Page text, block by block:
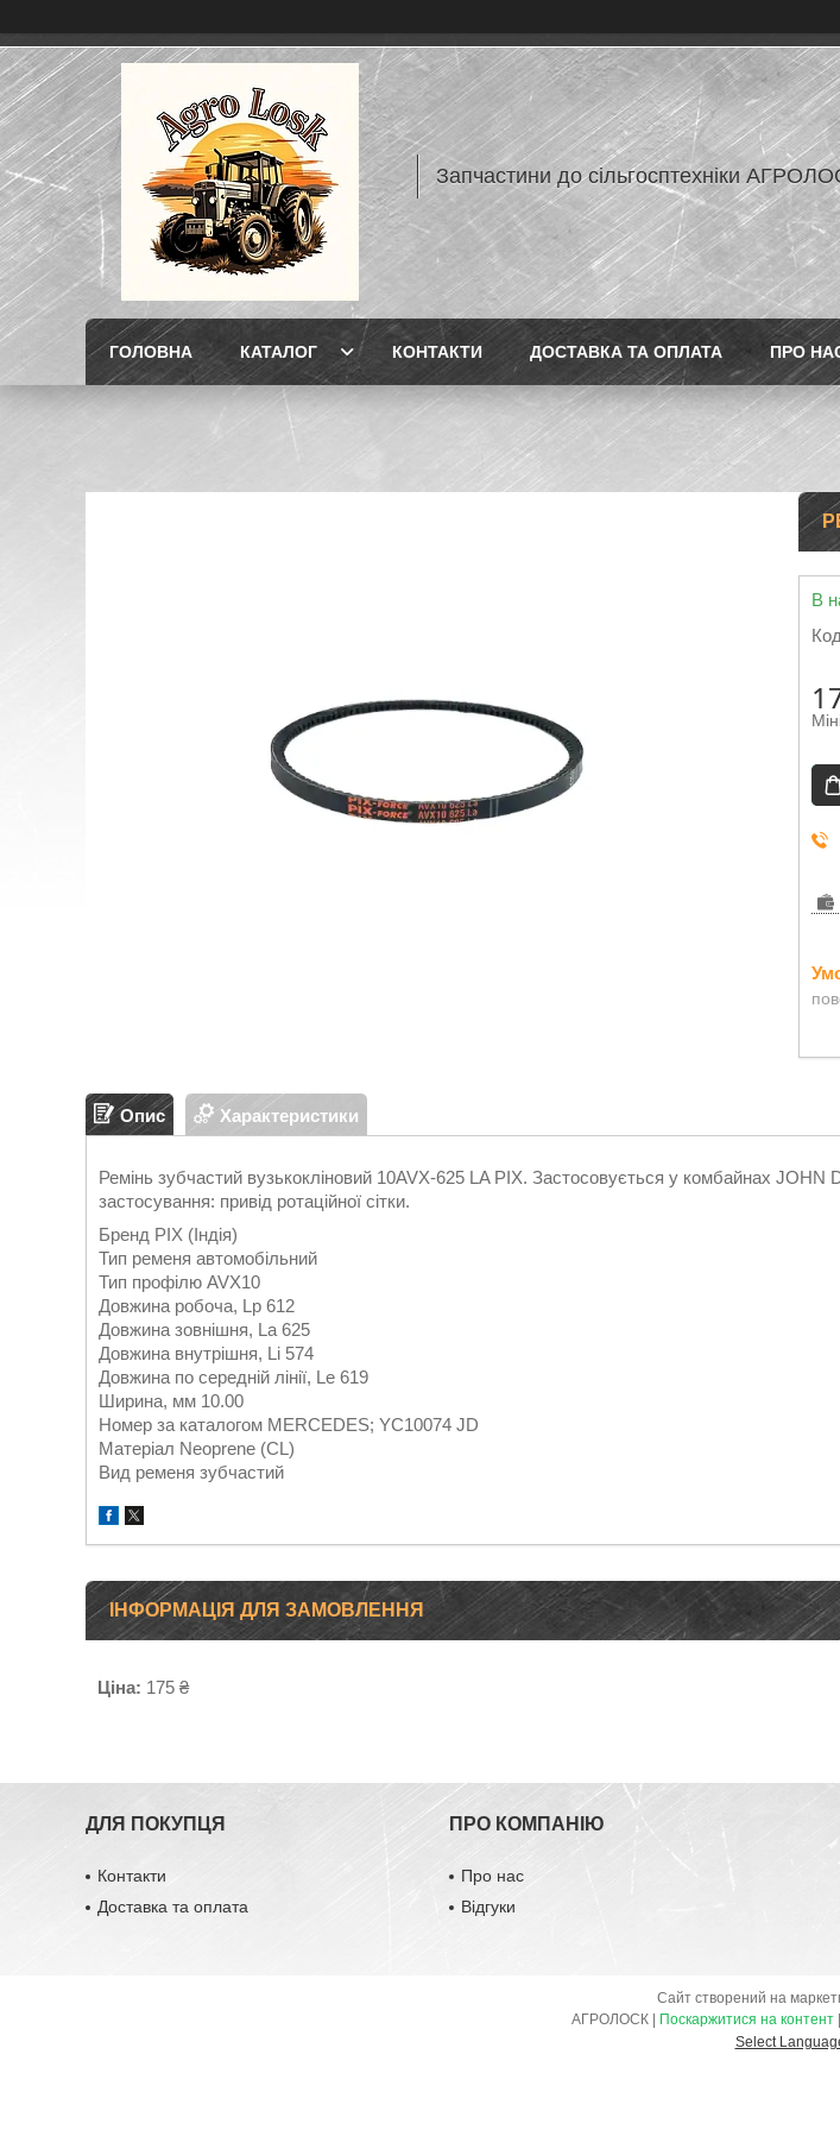
Запчастини до сільгосптехніки
ГОЛОВНА КАТАЛОГ КОНТАКТИ ДОСТАВКА ТА ОПЛАТА ПРО
В
Опис Характеристики
Ремінь зубчастий вузькокліновий 10AVX-625 LA PIX. Застосовується у комбайнах JOHN
застосування: привід ротаційної сітки.
Бренд PIX (Індія)
Тип ременя автомобільний
Тип профілю AVХ10
Довжина робоча, Lp 612
Довжина зовнішня, La 625
Довжина внутрішня, Li 574
Довжина по середній лінії, Le 619
Ширина, мм 10.00
Номер за каталогом MERCEDES; YC10074 JD
Матеріал Neoprene (CL)
Вид ременя зубчастий
ІНФОРМАЦІЯ ДЛЯ ЗАМОВЛЕННЯ
Ціна: 175 ₴
ДЛЯ ПОКУПЦЯ
Контакти
Доставка та оплата
ПРО КОМПАНІЮ
Про нас
Відгуки
Сайт створений на
Поскаржитися на контент
Select